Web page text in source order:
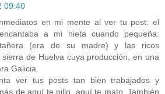
09:40
en mi mente al ver tu post: el
a mi nieta cuando pequeña:
(era de su madre) y las ricos
de Huelva cuya producción, en una
Galicia.
ver tus posts tan bien trabajados y
de aquí te pillo, aquí te mato. También